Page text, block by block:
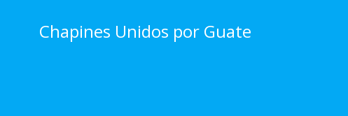
Chapines Unidos por Guate